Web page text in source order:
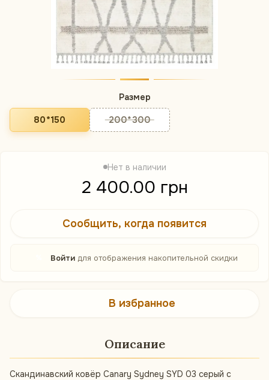
Размер
80*150 200*300
Нет в наличии
2 400.00 грн
Сообщить, когда появится
Войти для отображения накопительной скидки
В избранное
Описание
Скандинавский ковёр Canary Sydney SYD 03 серый с